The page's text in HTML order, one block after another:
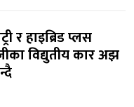
र हाइब्रिड प्लस
विद्युतीय कार अझ